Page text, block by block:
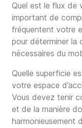
Quel est le flux de
important de
fréquentent votre
pour déterminer la
nécessaires du
Quelle superficie
votre espace
Vous devez tenir
et de la manière
harmonieusement